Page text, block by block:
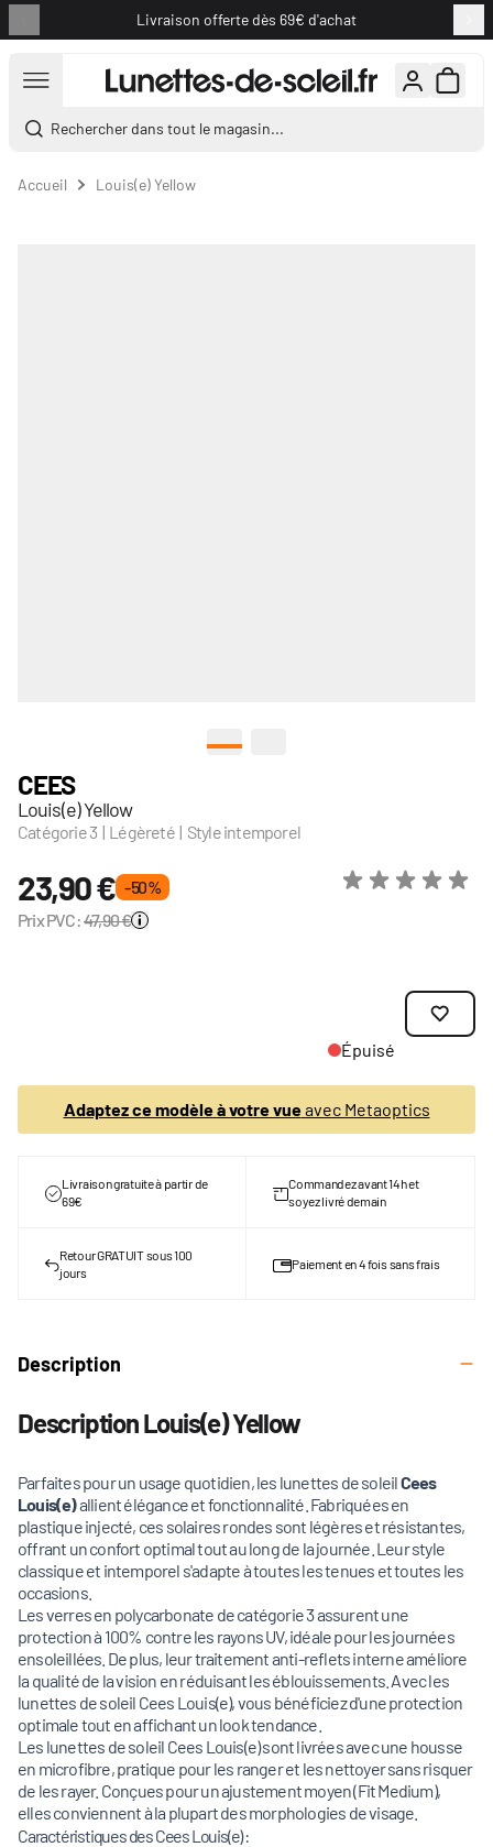
Livraison offerte dès 69€ d'achat
Rechercher dans tout le magasin...
Accueil Louis(e) Yellow
CEES
Louis(e) Yellow
Catégorie 3 | Légèreté | Style intemporel
23,90 € - 50 %
Prix PVC:47,90 €
Épuisé
Adaptez ce modèle à votre vueavec Metaoptics
Livraison gratuite à partir de
69€
Commandez avant 14h et
soyez livré demain
Retour GRATUIT sous 100
jours
Paiement en 4 fois sans frais
Description
Description Louis(e) Yellow
Parfaites pour un usage quotidien, les lunettes de soleilCees
Louis(e)allient élégance et fonctionnalité. Fabriquées en
plastique injecté, ces solaires rondes sont légères et résistantes,
offrant un confort optimal tout au long de la journée. Leur style
classique et intemporel s'adapte à toutes les tenues et toutes les
occasions.
Les verres en polycarbonate de catégorie 3 assurent une
protection à 100% contre les rayons UV, idéale pour les journées
ensoleillées. De plus, leur traitement anti-reflets interne améliore
la qualité de la vision en réduisant les éblouissements. Avec les
lunettes de soleil Cees Louis(e), vous bénéficiez d'une protection
optimale tout en affichant un look tendance.
Les lunettes de soleil Cees Louis(e) sont livrées avec une housse
en microfibre, pratique pour les ranger et les nettoyer sans risquer
de les rayer. Conçues pour un ajustement moyen (Fit Medium),
elles conviennent à la plupart des morphologies de visage.
Caractéristiques des Cees Louis(e) :